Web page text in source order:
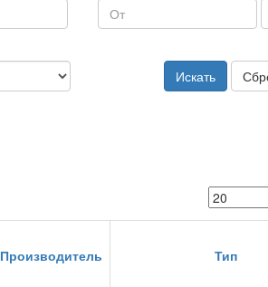
Искать
Производитель Тип